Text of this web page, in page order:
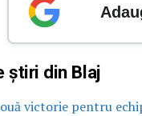
știri din Blaj
victorie pentru